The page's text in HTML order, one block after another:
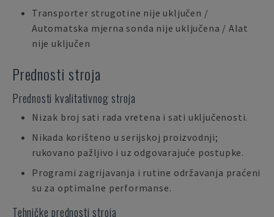
Transporter strugotine nije uključen /
Automatska mjerna sonda nije uključena / Alat
nije uključen
Prednosti stroja
Prednosti kvalitativnog stroja
Nizak broj sati rada vretena i sati uključenosti.
Nikada korišteno u serijskoj proizvodnji;
rukovano pažljivo i uz odgovarajuće postupke.
Programi zagrijavanja i rutine održavanja praćeni
su za optimalne performanse.
Tehničke prednosti stroja